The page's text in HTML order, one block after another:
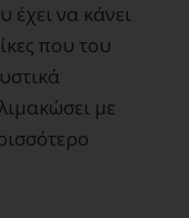
έχει να κάνει
που του
με